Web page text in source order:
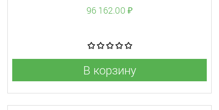
96 162.00 ₽
В корзину